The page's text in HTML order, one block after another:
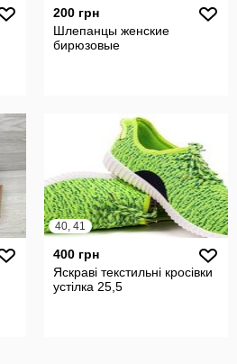
200 грн
Шлепанцы женские
бирюзовые
40, 41
400 грн
Яскраві текстильні кросівки
устілка 25,5